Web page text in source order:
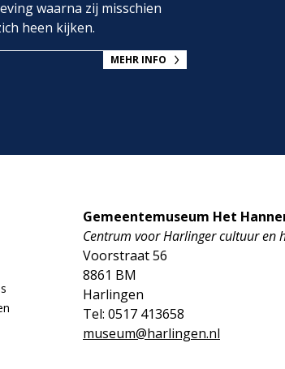
waarna zij misschien
heen kijken.
MEHR INFO
Gemeentemuseum Het
Centrum voor Harlinger cultuur en
Voorstraat 56
8861 BM
Harlingen
Tel: 0517 413658
museum@harlingen.nl